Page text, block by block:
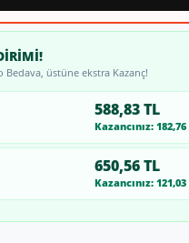
Bedava, üstüne ekstra Kazanç!
588,83 TL
Kazancınız: 182,76
650,56 TL
Kazancınız: 121,03